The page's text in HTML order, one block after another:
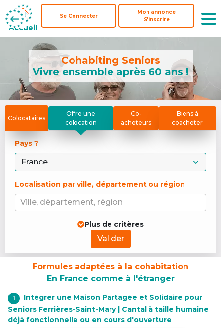
Accueil
Se Connecter
Mon annonce
S'inscrire
Accueil
Se Connecter
Mon annonce
S'inscrire
Cohabiting Seniors
Vivre ensemble après 60 ans !
Colocataires
Offre une
colocation
Co-
acheteurs
Biens à
coacheter
Pays ?
Localisation par ville, département ou région
Ville, département, région
Plus de critères
Valider
Formules adaptées à la cohabitation
En France comme à l'étranger
1
Intégrer une Maison Partagée et Solidaire pour
Seniors Ferrières-Saint-Mary | Cantal à taille humaine
déjà fonctionnelle ou en cours d'ouverture